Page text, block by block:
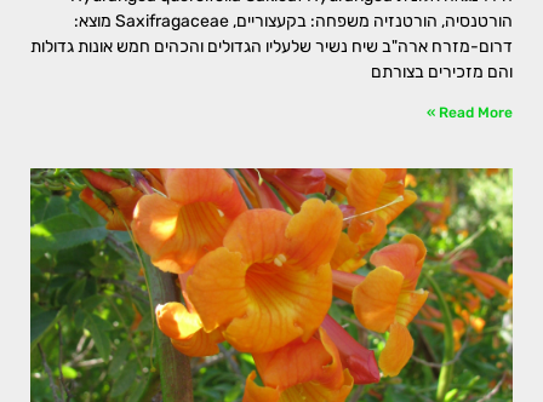
הורטנסיה, הורטנזיה משפחה: בקעצוריים, Saxifragaceae מוצא:
דרום-מזרח ארה"ב שיח נשיר שלעליו הגדולים והכהים חמש אונות גדולות
והם מזכירים בצורתם
Read More »